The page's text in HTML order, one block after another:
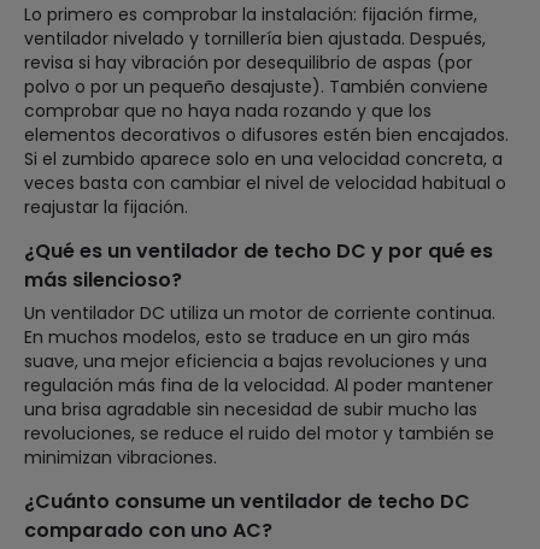
Lo primero es comprobar la instalación: fijación firme,
ventilador nivelado y tornillería bien ajustada. Después,
revisa si hay vibración por desequilibrio de aspas (por
polvo o por un pequeño desajuste). También conviene
comprobar que no haya nada rozando y que los
elementos decorativos o difusores estén bien encajados.
Si el zumbido aparece solo en una velocidad concreta, a
veces basta con cambiar el nivel de velocidad habitual o
reajustar la fijación.
¿Qué es un ventilador de techo DC y por qué es
más silencioso?
Un ventilador DC utiliza un motor de corriente continua.
En muchos modelos, esto se traduce en un giro más
suave, una mejor eficiencia a bajas revoluciones y una
regulación más fina de la velocidad. Al poder mantener
una brisa agradable sin necesidad de subir mucho las
revoluciones, se reduce el ruido del motor y también se
minimizan vibraciones.
¿Cuánto consume un ventilador de techo DC
comparado con uno AC?